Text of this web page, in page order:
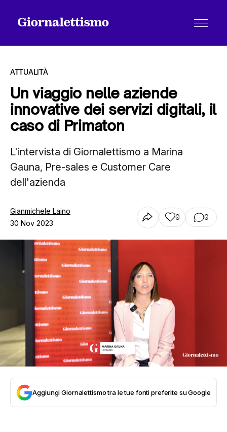
Tutti gli articoli
Chi siamo
ATTUALITÀ
Un viaggio nelle aziende
innovative dei servizi digitali, il
caso di Primaton
L'intervista di Giornalettismo a Marina
Gauna, Pre-sales e Customer Care
dell'azienda
Gianmichele Laino
30 Nov 2023
0 0
Aggiungi Giornalettismo tra le tue fonti preferite su Google